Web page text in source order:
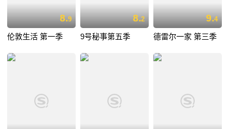
8.9
伦敦生活 第一季
8.2
9号秘事第五季
9.4
德雷尔一家 第三季